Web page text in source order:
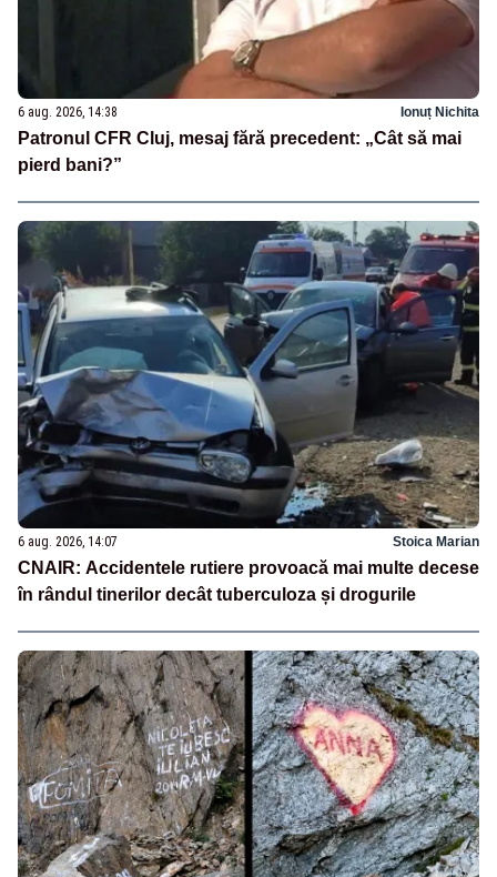
6 aug. 2026, 14:38 Ionuț Nichita
Patronul CFR Cluj, mesaj fără precedent: „Cât să mai
pierd bani?”
6 aug. 2026, 14:07 Stoica Marian
CNAIR: Accidentele rutiere provoacă mai multe decese
în rândul tinerilor decât tuberculoza și drogurile